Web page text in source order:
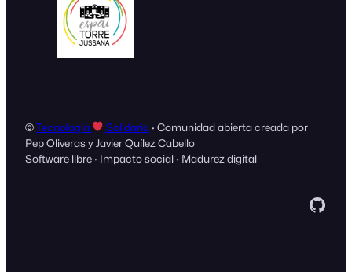
©Tecnología Solidaria· Comunidad abierta creada por
Pep Oliveras y Javier Quílez Cabello
Software libre · Impacto social · Madurez digital